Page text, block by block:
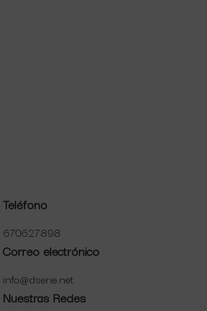
Teléfono
670627898
Correo electrónico
info@dserie.net
Nuestras Redes